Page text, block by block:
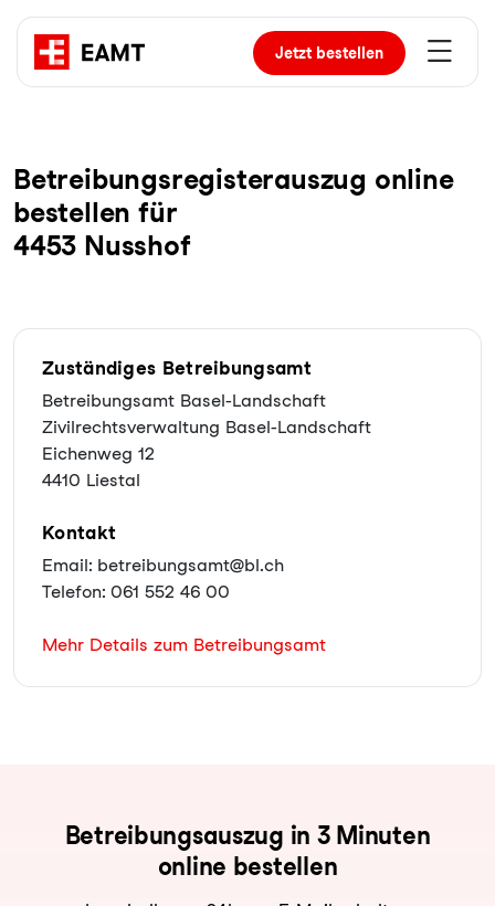
Jetztbestellen
Be­trei­bungs­re­gis­ter­aus­zug online
bestellen für
4453 Nusshof
Zuständiges Betreibungsamt
Betreibungsamt Basel-Landschaft
Zivilrechtsverwaltung Basel-Landschaft
Eichenweg 12
4410 Liestal
Kontakt
Email: betreibungsamt@bl.ch
Telefon: 061 552 46 00
Mehr Details zum Betreibungsamt
Be­trei­bungs­aus­zug in 3 Minuten
online bestellen